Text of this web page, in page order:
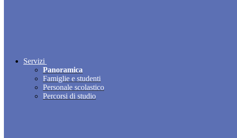
Servizi
Panoramica
Famiglie e studenti
Personale scolastico
Percorsi di studio